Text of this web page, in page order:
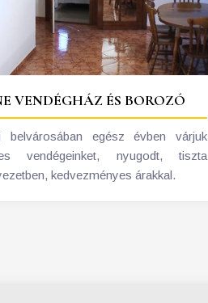
VENDÉGHÁZ ÉS BOROZÓ
belvárosában egész évben várjuk
vendégeinket, nyugodt, tiszta
kedvezményes árakkal.